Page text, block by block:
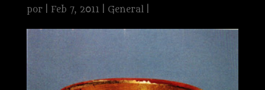
por Feb 7, 2011| General|